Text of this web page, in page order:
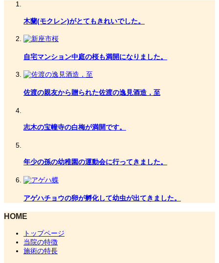
木蘭(モクレン)がとてもきれいでした。
自宅マンション中庭の桜も満開になりました。
佐渡の親友から贈られた佐渡の逸見酒造，至
志木の宝幢寺の白梅が満開です。
年少の孫の幼稚園の運動会に行ってきました。
アゲハチョウの卵が孵化して幼虫が出てきました。
HOME
トップページ
当院の特徴
施術の特長